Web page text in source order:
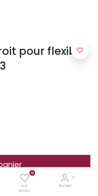
0
Liste
d'envies
Account
pour flexible